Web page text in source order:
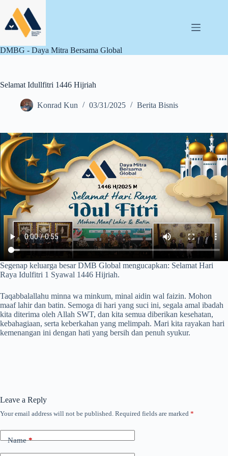
content
DMBG - Daya Mitra Bersama Global
Selamat Idullfitri 1446 Hijriah
Konrad Kun 03/31/2025 Berita Bisnis
Segenap keluarga besar DMB Global mengucapkan:​ ​Selamat Hari
Raya Idulfitri 1 Syawal 1446 Hijriah.​
Taqabbalallahu minna wa minkum, minal aidin wal faizin. ​Mohon
maaf lahir dan batin.​ Semoga di hari yang suci ini, segala amal ibadah
kita diterima oleh Allah SWT, dan kita semua diberikan kesehatan,
kebahagiaan, serta keberkahan yang melimpah. Mari kita rayakan hari
kemenangan ini dengan hati yang bersih dan penuh syukur.​
Leave a Reply
Your email address will not be published. Required fields are marked *
Name*